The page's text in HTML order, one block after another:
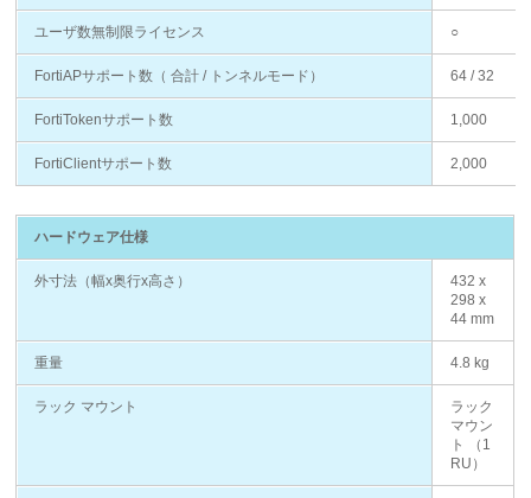
ユーザ数無制限ライセンス ○
FortiAPサポート数（ 合計 / トンネルモード） 64 / 32
FortiTokenサポート数 1,000
FortiClientサポート数 2,000
ハードウェア仕様
外寸法（幅x奥行x高さ）
432 x
298 x
44 mm
重量 4.8 kg
ラック マウント
ラック
マウン
ト （1
RU）